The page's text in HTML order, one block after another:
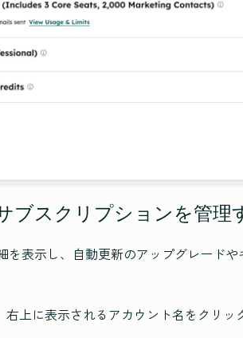
ブスクリプションを管理
を表示し、自動更新のアップグレードや
右上に表示されるアカウント名をクリッ